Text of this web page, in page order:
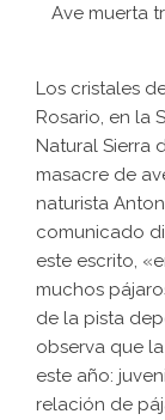
Ave muerta
Los cristales
Rosario, en la
Natural Sierra
masacre de
naturista
comunicado
este escrito,
muchos
de la pista
observa que
este año:
relación de